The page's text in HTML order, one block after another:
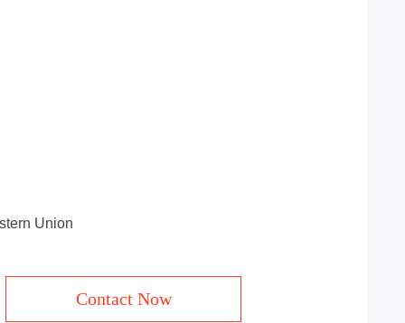
Union
Contact Now